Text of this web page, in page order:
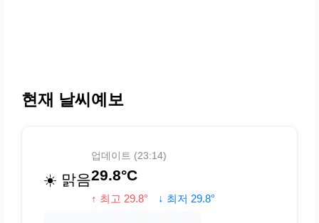
현재 날씨예보
☀️ 맑음
업데이트 (23:14)
29.8°C
↑ 최고 29.8° ↓ 최저 29.8°